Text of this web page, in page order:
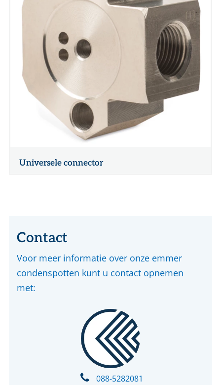
Universele connector
Contact
Voor meer informatie over onze emmer
condenspotten kunt u contact opnemen
met:
088-5282081